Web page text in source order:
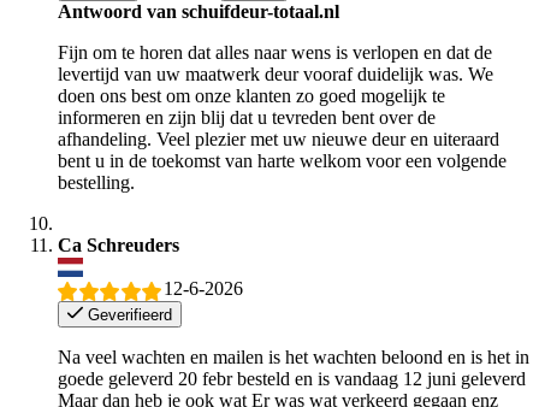
Antwoord van schuifdeur-totaal.nl
Fijn om te horen dat alles naar wens is verlopen en dat de
levertijd van uw maatwerk deur vooraf duidelijk was. We
doen ons best om onze klanten zo goed mogelijk te
informeren en zijn blij dat u tevreden bent over de
afhandeling. Veel plezier met uw nieuwe deur en uiteraard
bent u in de toekomst van harte welkom voor een volgende
bestelling.
Ca Schreuders
12-6-2026
Geverifieerd
Na veel wachten en mailen is het wachten beloond en is het in
goede geleverd 20 febr besteld en is vandaag 12 juni geleverd
Maar dan heb je ook wat Er was wat verkeerd gegaan enz